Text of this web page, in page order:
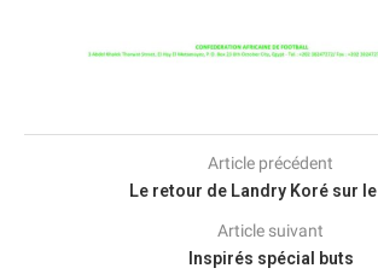
Article précédent
Le retour de Landry Koré sur
Article suivant
Inspirés spécial buts